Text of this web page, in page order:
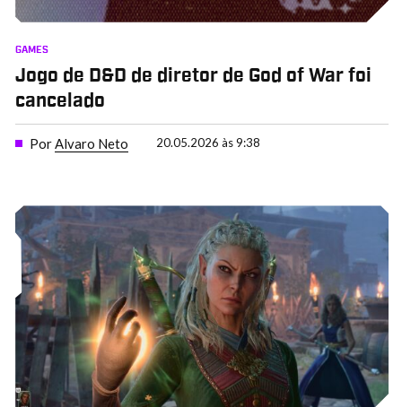
GAMES
Jogo de D&D de diretor de God of War foi
cancelado
PorAlvaro Neto 20.05.2026 às 9:38